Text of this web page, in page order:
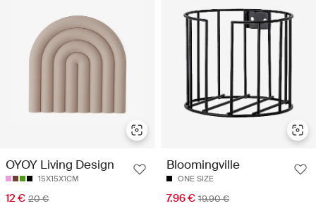
OYOY Living Design
15X15X1CM
12 € 20 €
Bloomingville
ONE SIZE
7.96 € 19.90 €